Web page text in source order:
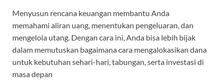
Menyusun rencana keuangan membantu Anda
memahami aliran uang, menentukan pengeluaran, dan
mengelola utang. Dengan cara ini, Anda bisa lebih bijak
dalam memutuskan bagaimana cara mengalokasikan dana
untuk kebutuhan sehari-hari, tabungan, serta investasi di
masa depan